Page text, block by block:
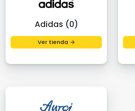
Adidas (0)
Ver tienda →